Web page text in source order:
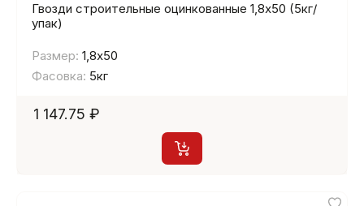
Гвозди строительные оцинкованные 1,8х50 (5кг/
упак)
Размер: 1,8х50
Фасовка: 5кг
1 147.75 ₽